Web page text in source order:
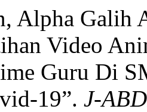
Alpha Galih
Video
Guru Di
19”. J-